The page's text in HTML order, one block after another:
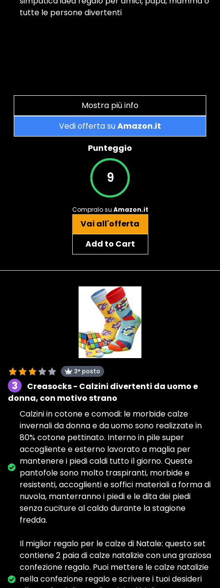
tutte le persone divertenti
Mostra più info
Vedi offerta suAmazon.it
Punteggio
9
Compralo su Amazon.it
Vai all'offerta
Add to Cart
3° posto
3
Creasocks - Calzini divertenti da uomo e
donna, con motivo strano
Calzini in cotone e comodi: le morbide calze
invernali da donna e da uomo sono realizzate in
80% cotone pettinato. Interno in pile super
accogliente e esterno lavorato a maglia per
mantenere i piedi caldi tutto il giorno. Queste
pantofole sono molto traspiranti, morbide e
resistenti, accoglienti e soffici materiali a forma di
nuvola, manterranno i piedi e le dita dei piedi
senza cuciture al caldo durante la stagione
fredda.
Il miglior regalo per le calze di Natale: questo set
contiene 2 paia di calze natalizie con una graziosa
confezione regalo. Puoi mettere le calze natalizie
nella confezione regalo e scrivere i tuoi desideri